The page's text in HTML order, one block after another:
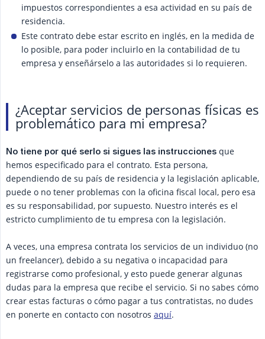
impuestos correspondientes a esa actividad en su país de
residencia.
Este contrato debe estar escrito en inglés, en la medida de
lo posible, para poder incluirlo en la contabilidad de tu
empresa y enseñárselo a las autoridades si lo requieren.
¿Aceptar servicios de personas físicas es
problemático para mi empresa?
No tiene por qué serlo si sigues las instrucciones que
hemos especificado para el contrato. Esta persona,
dependiendo de su país de residencia y la legislación aplicable,
puede o no tener problemas con la oficina fiscal local, pero esa
es su responsabilidad, por supuesto. Nuestro interés es el
estricto cumplimiento de tu empresa con la legislación.
A veces, una empresa contrata los servicios de un individuo (no
un freelancer), debido a su negativa o incapacidad para
registrarse como profesional, y esto puede generar algunas
dudas para la empresa que recibe el servicio. Si no sabes cómo
crear estas facturas o cómo pagar a tus contratistas, no dudes
en ponerte en contacto con nosotros aquí.